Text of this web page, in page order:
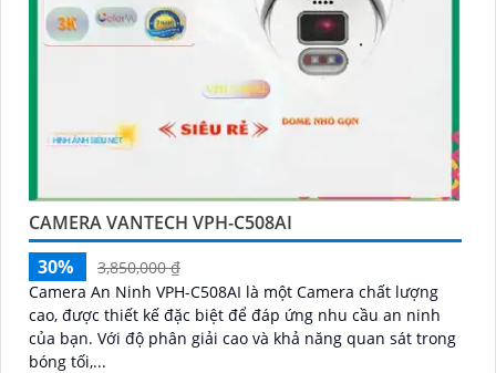
CAMERA VANTECH VPH-C508AI
30%
3,850,000 ₫
Camera An Ninh VPH-C508AI là một Camera chất lượng
cao, được thiết kế đặc biệt để đáp ứng nhu cầu an ninh
của bạn. Với độ phân giải cao và khả năng quan sát trong
bóng tối,...